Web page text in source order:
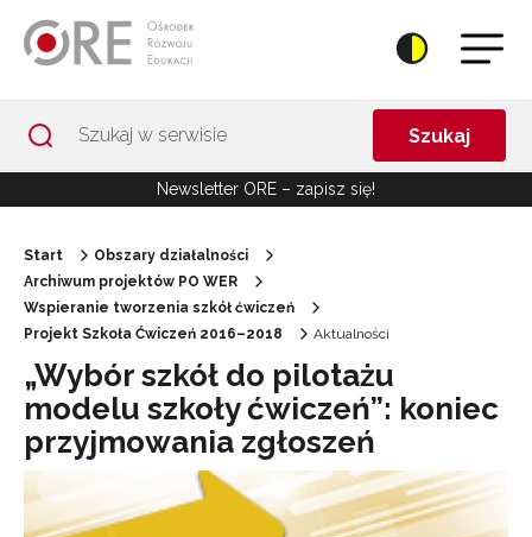
Szukaj
Newsletter ORE – zapisz się!
Start
Obszary działalności
Archiwum projektów PO WER
Wspieranie tworzenia szkół ćwiczeń
Projekt Szkoła Ćwiczeń 2016–2018
Aktualności
„Wybór szkół do pilotażu
modelu szkoły ćwiczeń”: koniec
przyjmowania zgłoszeń